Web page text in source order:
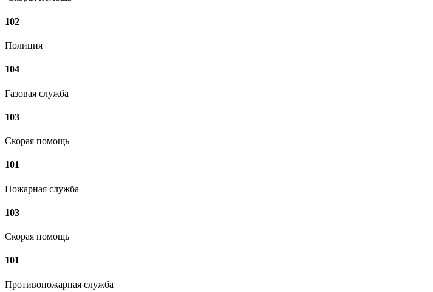
102
Полиция
104
Газовая служба
103
Скорая помощь
101
Пожарная служба
103
Скорая помощь
101
Противопожарная служба